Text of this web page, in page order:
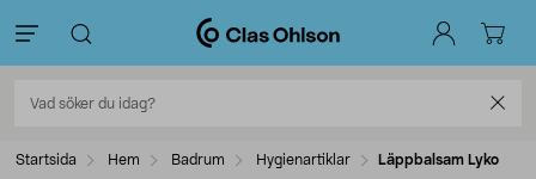
Startsida Hem Badrum Hygienartiklar Läppbalsam Lyko